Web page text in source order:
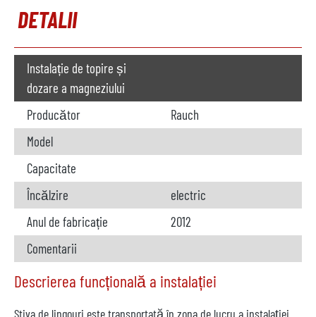
DETALII
Instalație de topire și
dozare a magneziului
Producător
Rauch
Model
Capacitate
Încălzire
electric
Anul de fabricație
2012
Comentarii
Descrierea funcțională a instalației
Stiva de lingouri este transportată în zona de lucru a instalației